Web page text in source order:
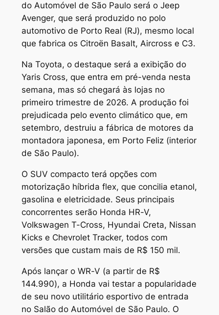
do Automóvel de São Paulo será o Jeep
Avenger, que será produzido no polo
automotivo de Porto Real (RJ), mesmo local
que fabrica os Citroën Basalt, Aircross e C3.
Na Toyota, o destaque será a exibição do
Yaris Cross, que entra em pré-venda nesta
semana, mas só chegará às lojas no
primeiro trimestre de 2026. A produção foi
prejudicada pelo evento climático que, em
setembro, destruiu a fábrica de motores da
montadora japonesa, em Porto Feliz (interior
de São Paulo).
O SUV compacto terá opções com
motorização híbrida flex, que concilia etanol,
gasolina e eletricidade. Seus principais
concorrentes serão Honda HR-V,
Volkswagen T-Cross, Hyundai Creta, Nissan
Kicks e Chevrolet Tracker, todos com
versões que custam mais de R$ 150 mil.
Após lançar o WR-V (a partir de R$
144.990), a Honda vai testar a popularidade
de seu novo utilitário esportivo de entrada
no Salão do Automóvel de São Paulo. O